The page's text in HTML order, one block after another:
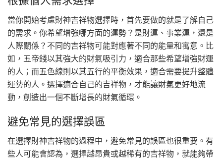
當你開始考慮財神吉祥物選擇時，首先要做的就是了解自己
的需求。你希望增強哪方面的運勢？是財運、事業運，還是
人際關係？不同的吉祥物可能對應著不同的能量和寓意。比
如，五帝錢以其強大的財氣吸引力，適合那些希望增強財運
的人；而五色線則以其五行的平衡效果，適合需要提升整體
運勢的人。選擇適合自己的吉祥物，才能讓財氣更好地流
動，創造出一個不斷增長的財氣循環。
避免常見的選擇誤區
在選擇財神吉祥物的過程中，避免常見的誤區也很重要。有
些人可能會認為，選擇越昂貴或越稀有的吉祥物，就能夠帶